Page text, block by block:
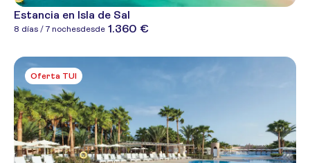
Estancia en Isla de Sal
8 días / 7 nochesdesde 1.360 €
Oferta TUI